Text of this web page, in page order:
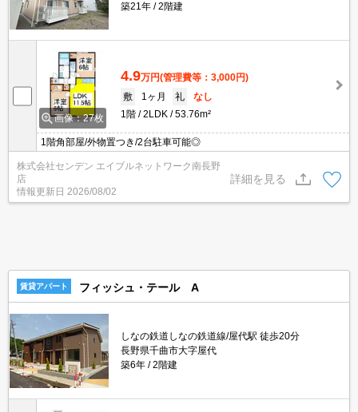
築21年
2階建
画像：27枚
4.9万円(管理費等：3,000円)
敷
1ヶ月 礼
なし
1階
2LDK 53.76m²
1階角部屋/外物置つき/2台駐車可能◎
株式会社センデン エイブルネットワーク南長野
店
情報更新日 2026/08/02
詳細を見る
賃貸アパート フィッシュ・テール A
しなの鉄道しなの鉄道線/屋代駅 徒歩20分
長野県千曲市大字屋代
築6年
2階建